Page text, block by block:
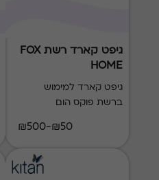
גיפט קארד רשת FOX
HOME
גיפט קארד למימוש
ברשת פוקס הום
₪50-₪500